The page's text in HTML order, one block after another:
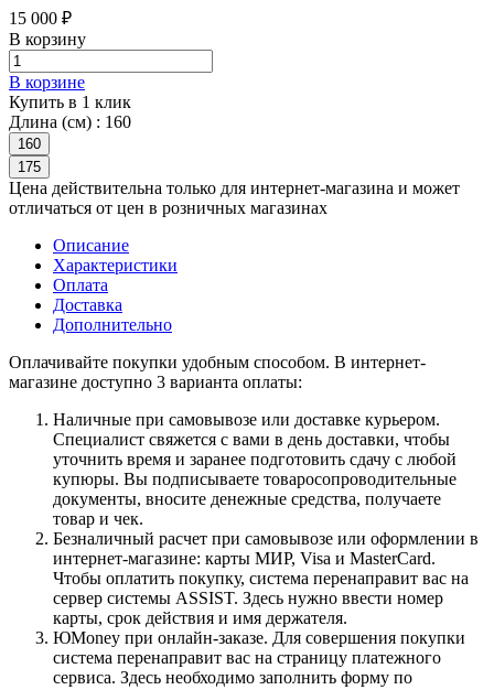
15 000 ₽
В корзину
В корзине
Купить в 1 клик
Длина (см) : 160
160
175
Цена действительна только для интернет-магазина и может
отличаться от цен в розничных магазинах
Описание
Характеристики
Оплата
Доставка
Дополнительно
Оплачивайте покупки удобным способом. В интернет-
магазине доступно 3 варианта оплаты:
Наличные при самовывозе или доставке курьером.
Специалист свяжется с вами в день доставки, чтобы
уточнить время и заранее подготовить сдачу с любой
купюры. Вы подписываете товаросопроводительные
документы, вносите денежные средства, получаете
товар и чек.
Безналичный расчет при самовывозе или оформлении в
интернет-магазине: карты МИР, Visa и MasterCard.
Чтобы оплатить покупку, система перенаправит вас на
сервер системы ASSIST. Здесь нужно ввести номер
карты, срок действия и имя держателя.
ЮMoney при онлайн-заказе. Для совершения покупки
система перенаправит вас на страницу платежного
сервиса. Здесь необходимо заполнить форму по